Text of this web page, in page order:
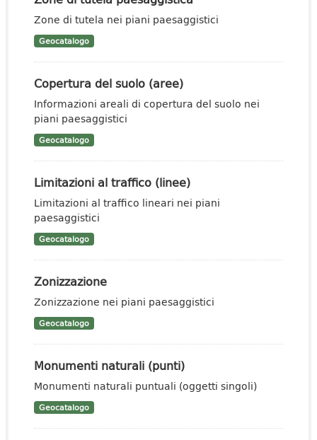
Zone di tutela nei piani paesaggistici
Geocatalogo
Copertura del suolo (aree)
Informazioni areali di copertura del suolo nei
piani paesaggistici
Geocatalogo
Limitazioni al traffico (linee)
Limitazioni al traffico lineari nei piani
paesaggistici
Geocatalogo
Zonizzazione
Zonizzazione nei piani paesaggistici
Geocatalogo
Monumenti naturali (punti)
Monumenti naturali puntuali (oggetti singoli)
Geocatalogo